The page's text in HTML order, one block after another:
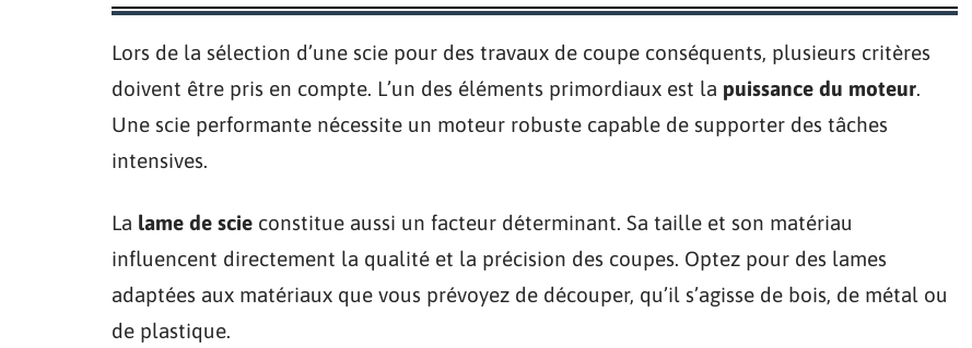
Lors de la sélection d’une scie pour des travaux de coupe conséquents, plusieurs critères
doivent être pris en compte. L’un des éléments primordiaux est la puissance du moteur.
Une scie performante nécessite un moteur robuste capable de supporter des tâches
intensives.
La lame de scie constitue aussi un facteur déterminant. Sa taille et son matériau
influencent directement la qualité et la précision des coupes. Optez pour des lames
adaptées aux matériaux que vous prévoyez de découper, qu’il s’agisse de bois, de métal ou
de plastique.